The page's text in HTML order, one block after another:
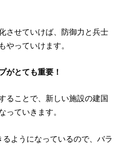
させていけば、防御力と兵士
やっていけます。
がとても重要！
ることで、新しい施設の建国
っていきます。
ようになっているので、バラ